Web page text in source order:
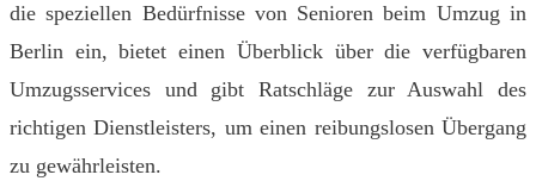
die speziellen Bedürfnisse von Senioren beim Umzug in
Berlin ein, bietet einen Überblick über die verfügbaren
Umzugsservices und gibt Ratschläge zur Auswahl des
richtigen Dienstleisters, um einen reibungslosen Übergang
zu gewährleisten.